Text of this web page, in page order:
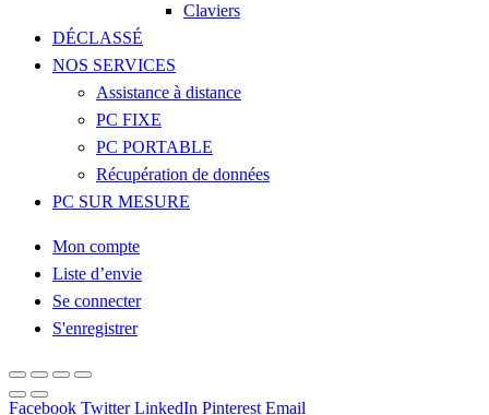
Claviers
DÉCLASSÉ
NOS SERVICES
Assistance à distance
PC FIXE
PC PORTABLE
Récupération de données
PC SUR MESURE
Mon compte
Liste d’envie
Se connecter
S'enregistrer
Facebook Twitter LinkedIn Pinterest Email